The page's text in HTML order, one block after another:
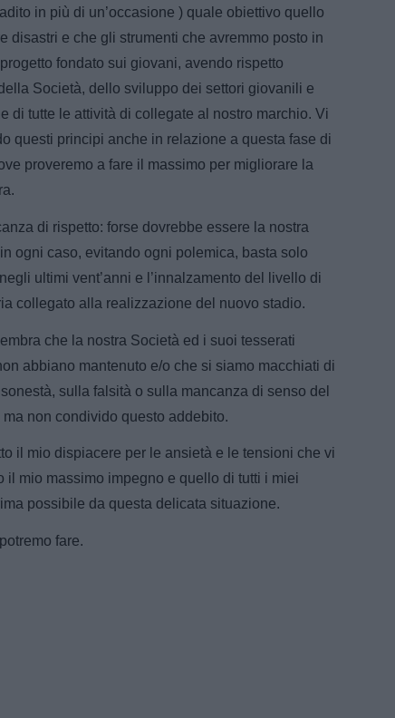
in più di un’occasione ) quale obiettivo quello
disastri e che gli strumenti che avremmo posto in
fondato sui giovani, avendo rispetto
Società, dello sviluppo dei settori giovanili e
di tutte le attività di collegate al nostro marchio. Vi
questi principi anche in relazione a questa fase di
proveremo a fare il massimo per migliorare la
di rispetto: forse dovrebbe essere la nostra
ogni caso, evitando ogni polemica, basta solo
ultimi vent’anni e l’innalzamento del livello di
collegato alla realizzazione del nuovo stadio.
che la nostra Società ed i suoi tesserati
abbiano mantenuto e/o che si siamo macchiati di
sulla falsità o sulla mancanza di senso del
non condivido questo addebito.
il mio dispiacere per le ansietà e le tensioni che vi
il mio massimo impegno e quello di tutti i miei
possibile da questa delicata situazione.
fare.